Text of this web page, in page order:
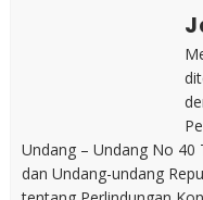
Undang – Undang No 40
dan Undang-undang